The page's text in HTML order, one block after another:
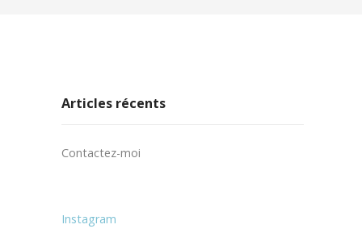
Articles récents
Contactez-moi
Instagram